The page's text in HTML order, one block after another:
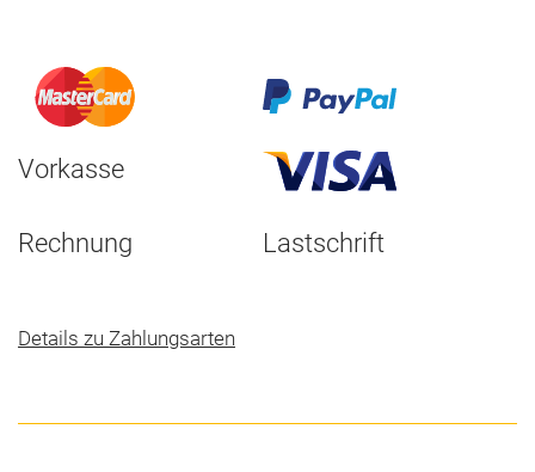
Vorkasse
Rechnung Lastschrift
Details zu Zahlungsarten